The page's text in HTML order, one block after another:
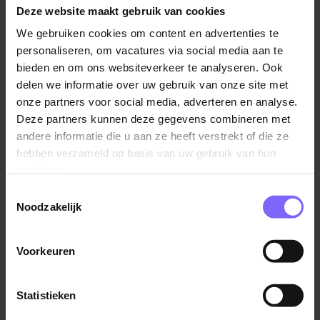
Deze website maakt gebruik van cookies
We gebruiken cookies om content en advertenties te
personaliseren, om vacatures via social media aan te
bieden en om ons websiteverkeer te analyseren. Ook
delen we informatie over uw gebruik van onze site met
onze partners voor social media, adverteren en analyse.
Deze partners kunnen deze gegevens combineren met
andere informatie die u aan ze heeft verstrekt of die ze
hebben verzameld op basis van uw gebruik van hun
Noodzakelijk
Voorkeuren
Statistieken
unieke en ongeëvenaarde werkomgeving voor
theaterprofessionals.
Over ons
PLT hoort bij de allergrootste theaterorganisaties van
het land. We zijn een dynamische en succesvolle
organisatie met 125 enthousiaste en deskundige
medewerkers voor en achter de schermen. Wij
brengen theatermakers en publiek op zo’n manier bij
de voorstelling of concert en met de mensen in de
zaal. Het maakt dat mensen rijker weer naar buiten
gaan. We presenteren ons aanbod in maar liefst
zeven zalen in drie theaters: Theater Heerlen, Toon
capaciteiten van onze zalen variëren tussen de 140 en